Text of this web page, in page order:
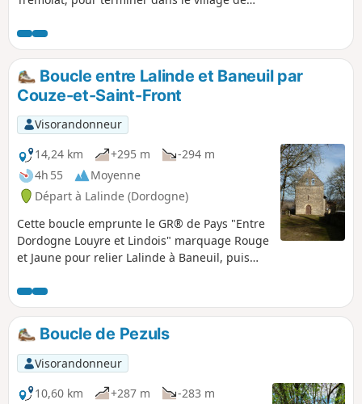
Boucle entre Lalinde et Baneuil par
Couze-et-Saint-Front
Visorandonneur
14,24 km
+295 m
-294 m
4h 55
Moyenne
Départ à Lalinde (Dordogne)
Cette boucle emprunte le GR® de Pays "Entre
Dordogne Louyre et Lindois" marquage Rouge
et Jaune pour relier Lalinde à Baneuil, puis
à Lalinde par Saint-Front.
Boucle de Pezuls
Visorandonneur
10,60 km
+287 m
-283 m